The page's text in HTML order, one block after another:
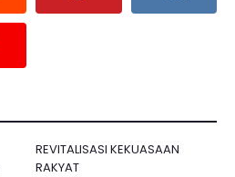
REVITALISASI KEKUASAAN
RAKYAT